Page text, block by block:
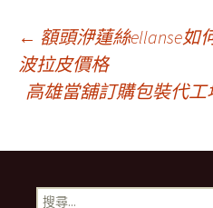
文
章
導
← 額頭洢蓮絲ellanse如
波拉皮價格
高雄當舖訂購包裝代
搜